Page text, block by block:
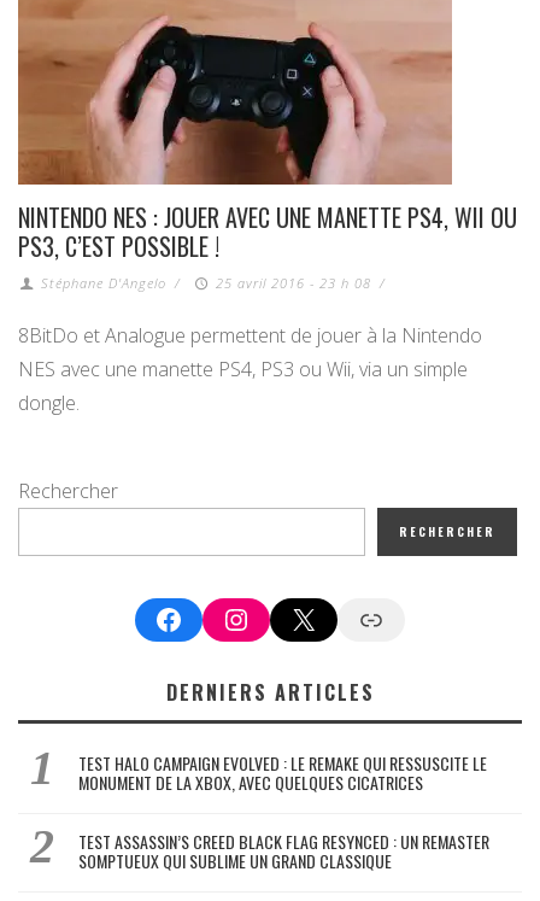
NINTENDO NES : JOUER AVEC UNE MANETTE PS4, WII OU
PS3, C’EST POSSIBLE !
Stéphane D'Angelo / 25 avril 2016 - 23 h 08 /
8BitDo et Analogue permettent de jouer à la Nintendo
NES avec une manette PS4, PS3 ou Wii, via un simple
dongle.
Rechercher
RECHERCHER
FacebookInstagram
X Google News
DERNIERS ARTICLES
TEST HALO CAMPAIGN EVOLVED : LE REMAKE QUI RESSUSCITE LE
MONUMENT DE LA XBOX, AVEC QUELQUES CICATRICES
TEST ASSASSIN’S CREED BLACK FLAG RESYNCED : UN REMASTER
SOMPTUEUX QUI SUBLIME UN GRAND CLASSIQUE